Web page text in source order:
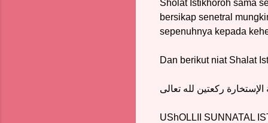
Sholat Istikhoroh sama
bersikap senetral
sepenuhnya kepada
Dan berikut niat Shalat
ركعتين لله تعالى
UShOLLII SUNNATAL